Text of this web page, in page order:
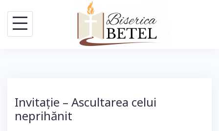
content
Invitație – Ascultarea celui
neprihănit